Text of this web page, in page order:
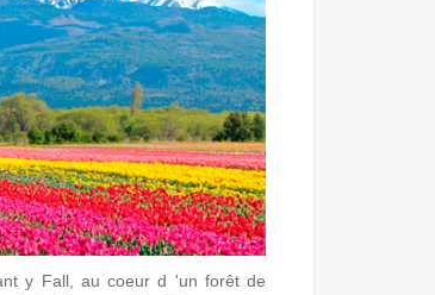
y Fall, au coeur d 'un forêt de